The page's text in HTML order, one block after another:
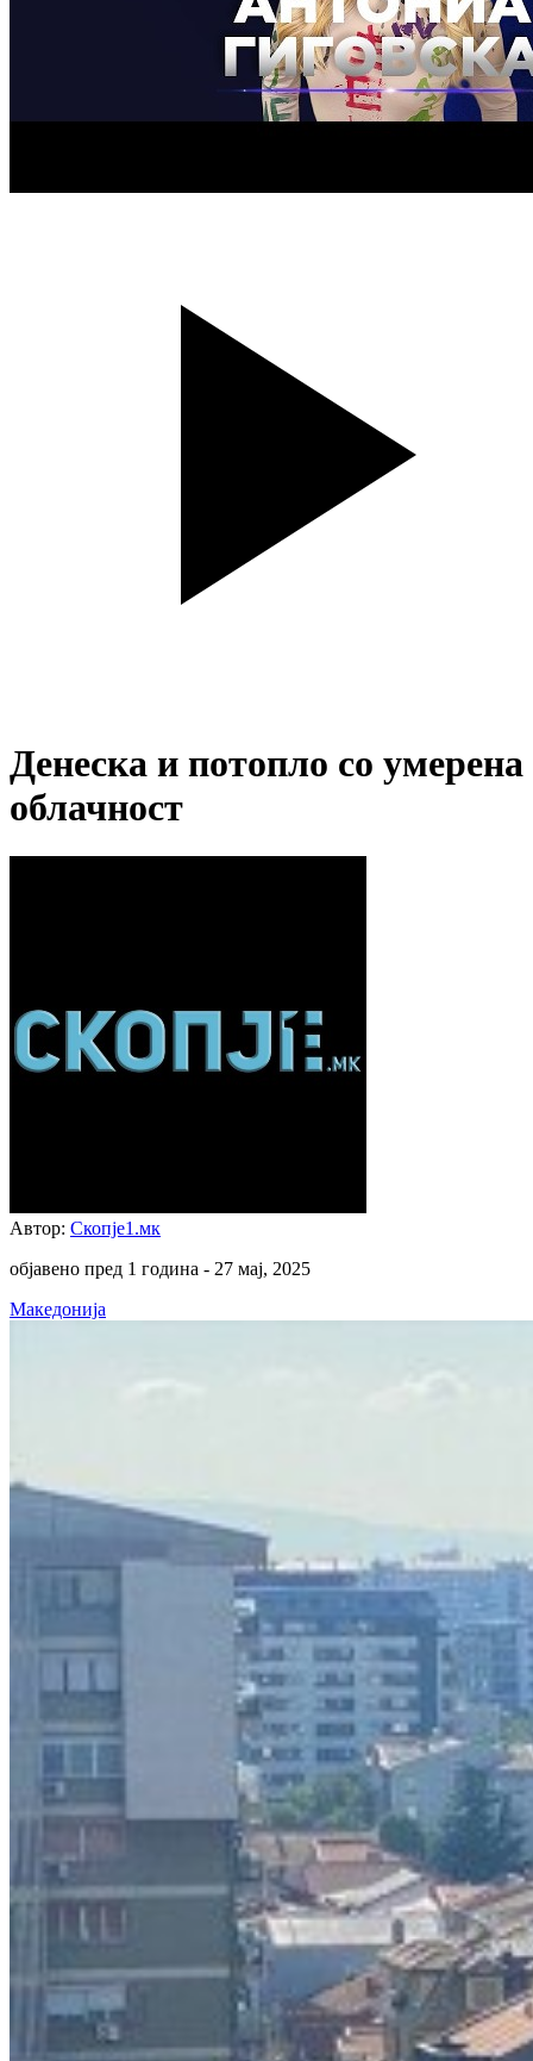
Денеска и потопло со умерена
облачност
Автор: Скопје1.мк
објавено пред 1 година - 27 мај, 2025
Македонија